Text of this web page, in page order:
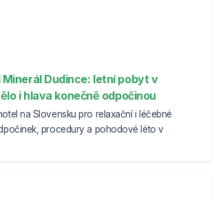
Dudince: letní pobyt v
i hlava konečně odpočinou
na Slovensku pro relaxační i léčebné
procedury a pohodové léto v